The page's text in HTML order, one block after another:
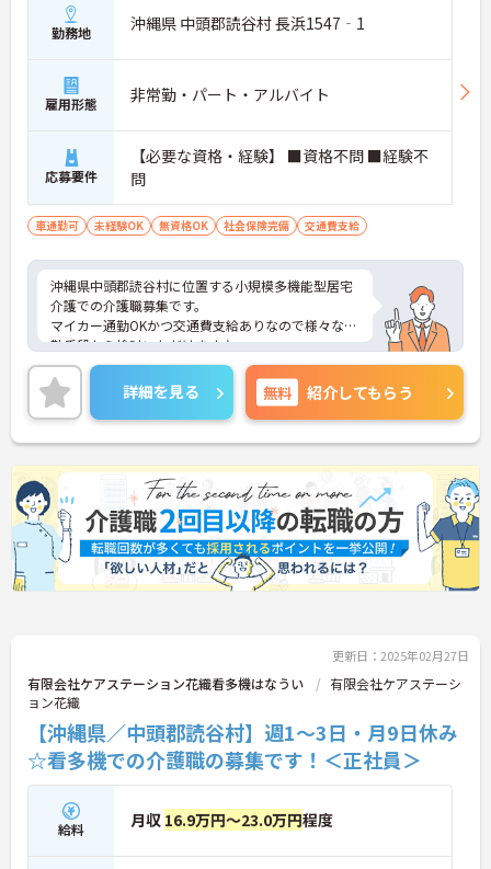
勤務地 沖縄県 中頭郡読谷村 長浜1547‐1
雇用形態 非常勤・パート・アルバイト
応募要件
【必要な資格・経験】 ■資格不問 ■経験不
問
車通勤可 未経験OK 無資格OK 社会保険完備 交通費支給
沖縄県中頭郡読谷村に位置する小規模多機能型居宅
介護での介護職募集です。
マイカー通勤OKかつ交通費支給ありなので様々な通
勤手段から検討いただけます♪
ご興味のある方はご面接のポイントお伝えしますの
でご気軽にお問合せください。
詳細を見る 無料 紹介してもらう
更新日：2025年02月27日
有限会社ケアステーション花織看多機はなうい
有限会社ケアステーシ
ョン花織
【沖縄県／中頭郡読谷村】週1～3日・月9日休み
☆看多機での介護職の募集です！＜正社員＞
給料 月収 16.9万円～23.0万円程度